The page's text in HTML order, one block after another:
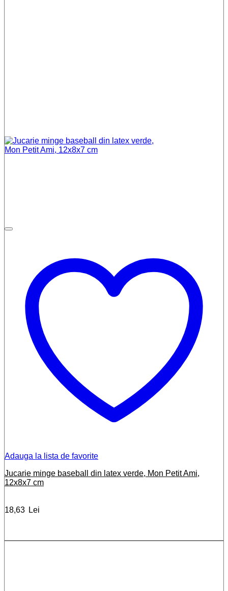
Adauga la lista de favorite
Jucarie minge baseball din latex verde, Mon Petit Ami,
12x8x7 cm
18,63 Lei